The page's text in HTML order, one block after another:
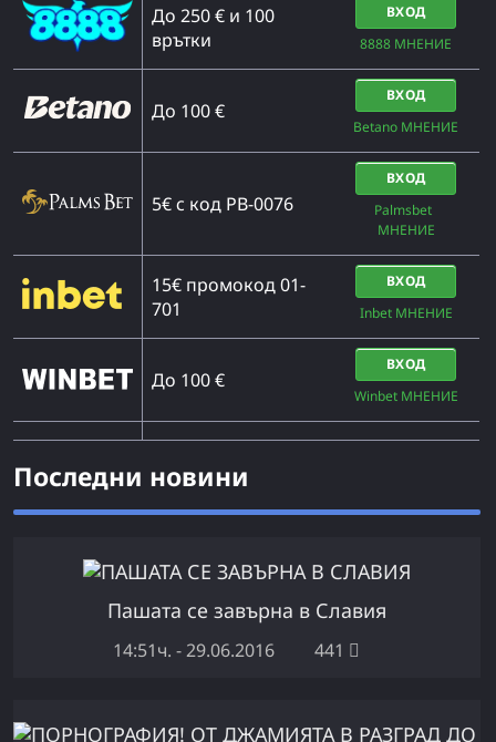
До 250 € и 100
врътки
ВХОД
8888 МНЕНИЕ
Дo 100 €
ВХОД
Betano МНЕНИЕ
5€ с код PB-0076
ВХОД
Palmsbet
МНЕНИЕ
15€ промокод 01-
701
ВХОД
Inbet МНЕНИЕ
До 100 €
ВХОД
Winbet МНЕНИЕ
Последни новини
Пашата се завърна в Славия
14:51ч. - 29.06.2016 441